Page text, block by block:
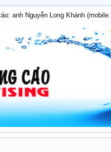
anh Nguyễn Long Khánh